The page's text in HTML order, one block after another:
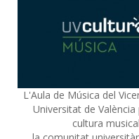
L'Aula de Música del
Universitat de
cultura